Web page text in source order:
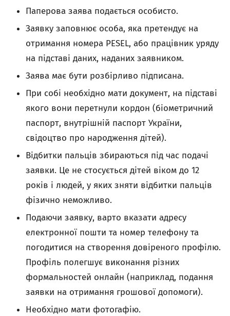
Паперова заява подається особисто.
Заявку заповнює особа, яка претендує на
отримання номера PESEL, або працiвник уряду
на підставі даних, наданих заявником.
Заява має бути розбірливо підписана.
При собі необхідно мати документ, на підставі
якого вони перетнули кордон (біометричний
паспорт, внутрішній паспорт України,
свідоцтво про народження дітей).
Відбитки пальців збираються під час подачі
заявки. Це не стосується дітей віком до 12
років і людей, у яких зняти відбитки пальців
фізично неможливо.
Подаючи заявку, варто вказати адресу
електронної пошти та номер телефону та
погодитися на створення довіреного профілю.
Профіль полегшує виконання різних
формальностей онлайн (наприклад, подання
заявки на отримання грошової допомоги).
Необхiдно мати фотогафiю.